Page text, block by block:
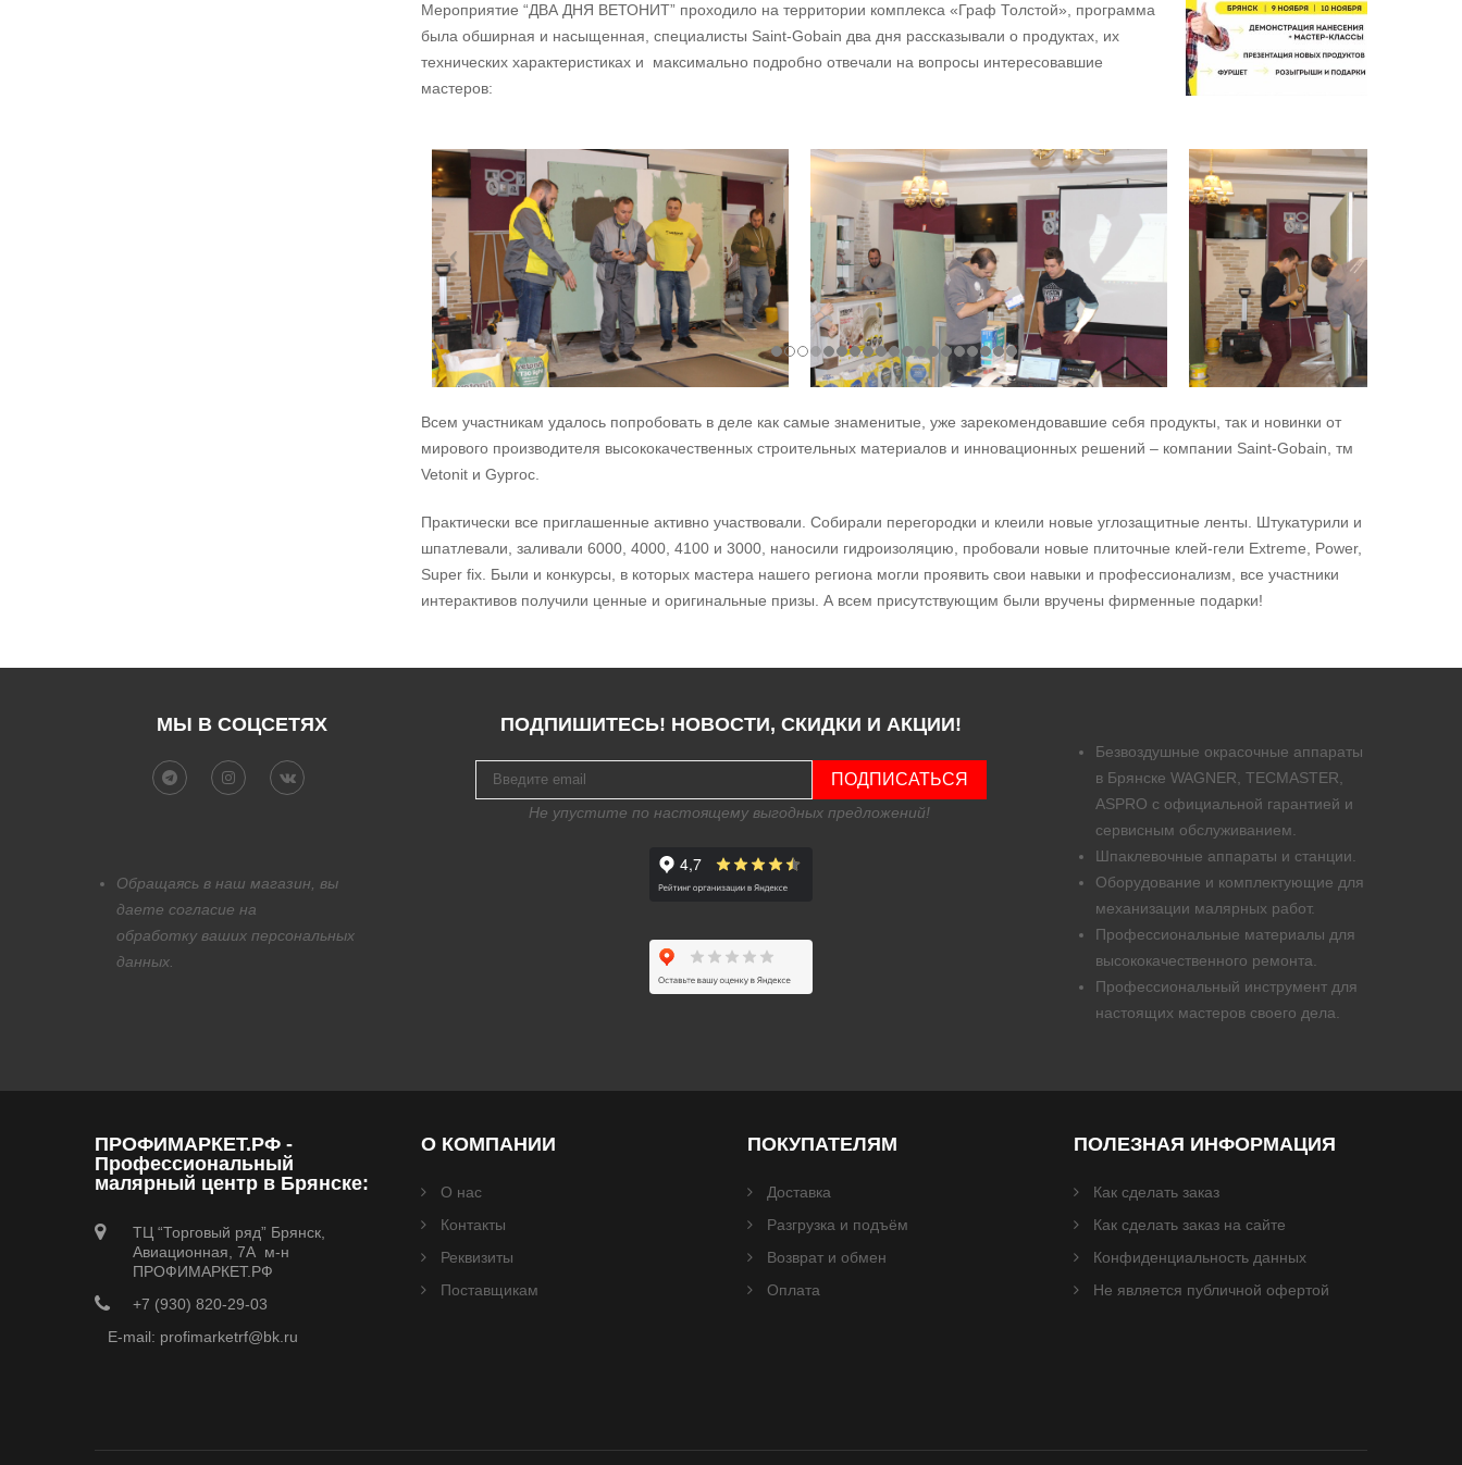
Мероприятие “ДВА ДНЯ ВЕТОНИТ” проходило на территории комплекса «Граф Толстой», программа
была обширная и насыщенная, специалисты Saint-Gobain два дня рассказывали о продуктах, их
технических характеристиках и максимально подробно отвечали на вопросы интересовавшие
мастеров:
Всем участникам удалось попробовать в деле как самые знаменитые, уже зарекомендовавшие себя продукты, так и новинки от
мирового производителя высококачественных строительных материалов и инновационных решений – компании Saint-Gobain, тм
Vetonit и Gyproc.
Практически все приглашенные активно участвовали. Собирали перегородки и клеили новые углозащитные ленты. Штукатурили и
шпатлевали, заливали 6000, 4000, 4100 и 3000, наносили гидроизоляцию, пробовали новые плиточные клей-гели Extreme, Power,
Super fix. Были и конкурсы, в которых мастера нашего региона могли проявить свои навыки и профессионализм, все участники
интерактивов получили ценные и оригинальные призы. А всем присутствующим были вручены фирменные подарки!
МЫ В СОЦСЕТЯХ
Обращаясь в наш магазин, вы
даете согласие на
обработку ваших персональных
данных.
ПОДПИШИТЕСЬ! НОВОСТИ, СКИДКИ И АКЦИИ!
ПОДПИСАТЬСЯ
Не упустите по настоящему выгодных предложений!
Безвоздушные окрасочные аппараты
в Брянске WAGNER, TECMASTER,
ASPRO с официальной гарантией и
сервисным обслуживанием.
Шпаклевочные аппараты и станции.
Оборудование и комплектующие для
механизации малярных работ.
Профессиональные материалы для
высококачественного ремонта.
Профессиональный инструмент для
настоящих мастеров своего дела.
ПРОФИМАРКЕТ.РФ -
Профессиональный
малярный центр в Брянске:
ТЦ “Торговый ряд” Брянск,
Авиационная, 7А м-н
ПРОФИМАРКЕТ.РФ
+7 (930) 820-29-03
E-mail: profimarketrf@bk.ru
О КОМПАНИИ
О нас
Контакты
Реквизиты
Поставщикам
ПОКУПАТЕЛЯМ
Доставка
Разгрузка и подъём
Возврат и обмен
Оплата
ПОЛЕЗНАЯ ИНФОРМАЦИЯ
Как сделать заказ
Как сделать заказ на сайте
Конфиденциальность данных
Не является публичной офертой